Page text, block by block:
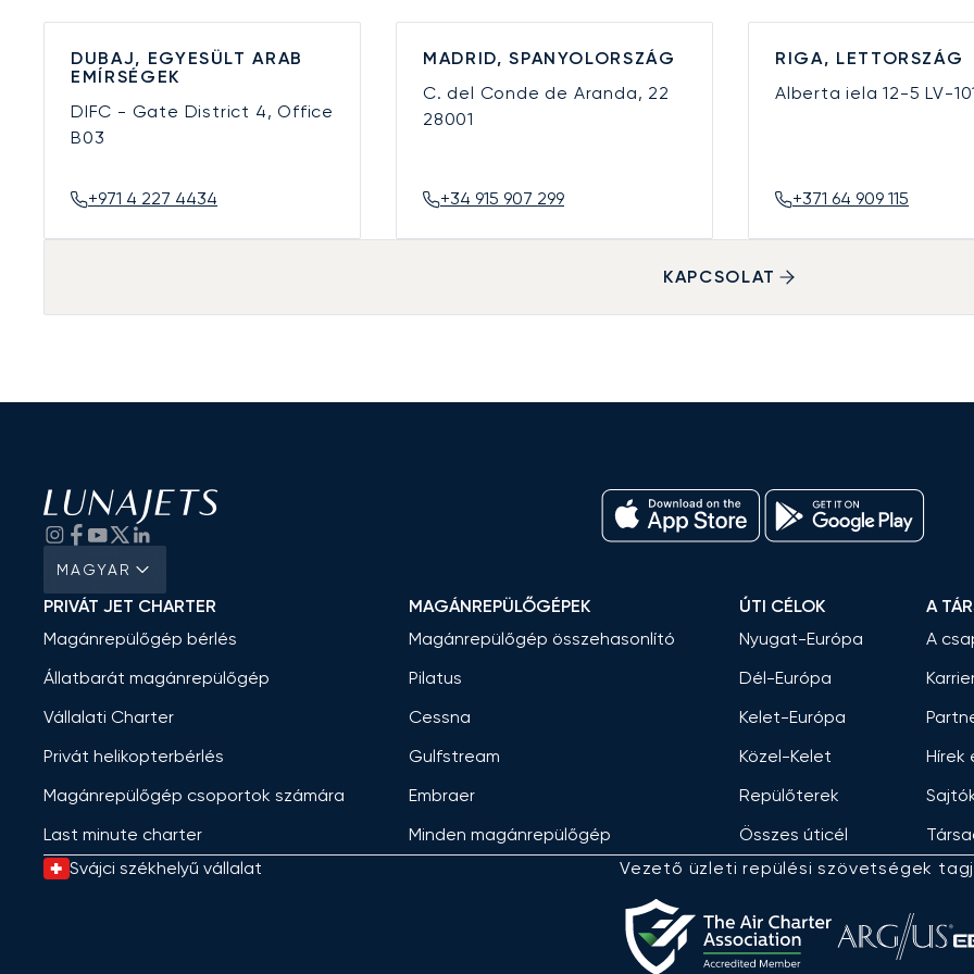
DUBAJ, EGYESÜLT ARAB
EMÍRSÉGEK
DIFC - Gate District 4, Office
B03
+971 4 227 4434
MADRID, SPANYOLORSZÁG
C. del Conde de Aranda, 22
28001
+34 915 907 299
RIGA, LETTORSZÁG
Alberta iela 12-5LV-
+371 64 909 115
KAPCSOLAT
MAGYAR
PRIVÁT JET CHARTER
Magánrepülőgép bérlés
Állatbarát magánrepülőgép
Vállalati Charter
Privát helikopterbérlés
Magánrepülőgép csoportok számára
Last minute charter
MAGÁNREPÜLŐGÉPEK
Magánrepülőgép összehasonlító
Pilatus
Cessna
Gulfstream
Embraer
Minden magánrepülőgép
ÚTI CÉLOK
Nyugat-Európa
Dél-Európa
Kelet-Európa
Közel-Kelet
Repülőterek
Összes úticél
A
A
Hírek
Svájci székhelyű vállalat
Vezető üzleti repülési szövetségek